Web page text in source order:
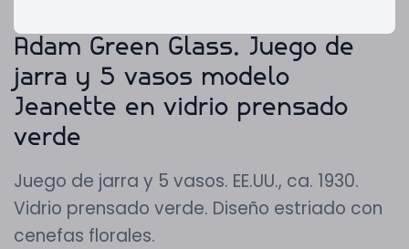
Adam Green Glass. Juego de
jarra y 5 vasos modelo
Jeanette en vidrio prensado
verde
Juego de jarra y 5 vasos. EE.UU., ca. 1930.
Vidrio prensado verde. Diseño estriado con
cenefas florales.